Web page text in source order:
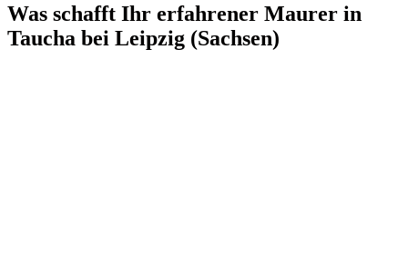
Was schafft Ihr erfahrener Maurer in
Taucha bei Leipzig (Sachsen)